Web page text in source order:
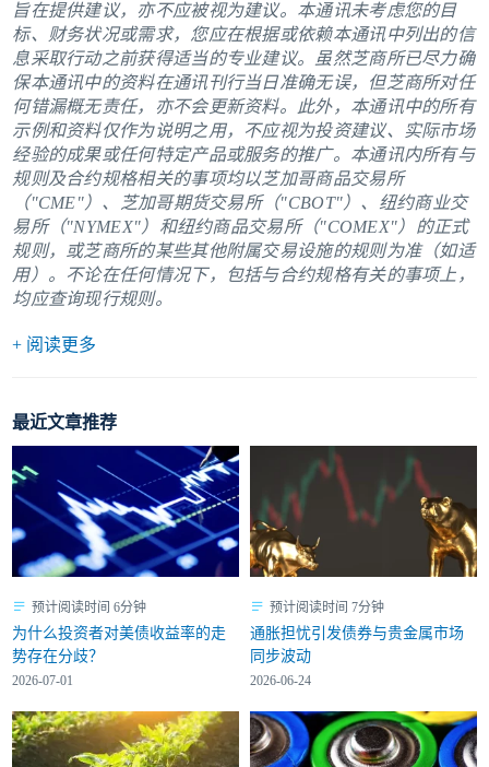
旨在提供建议，亦不应被视为建议。本通讯未考虑您的目
标、财务状况或需求，您应在根据或依赖本通讯中列出的信
息采取行动之前获得适当的专业建议。虽然芝商所已尽力确
保本通讯中的资料在通讯刊行当日准确无误，但芝商所对任
何错漏概无责任，亦不会更新资料。此外，本通讯中的所有
示例和资料仅作为说明之用，不应视为投资建议、实际市场
经验的成果或任何特定产品或服务的推广。本通讯内所有与
规则及合约规格相关的事项均以芝加哥商品交易所
（"CME"）、芝加哥期货交易所（"CBOT"）、纽约商业交
易所（"NYMEX"）和纽约商品交易所（"COMEX"）的正式
规则，或芝商所的某些其他附属交易设施的规则为准（如适
用）。不论在任何情况下，包括与合约规格有关的事项上，
均应查询现行规则。
+ 阅读更多
最近文章推荐
预计阅读时间 6分钟
为什么投资者对美债收益率的走
势存在分歧？
2026-07-01
预计阅读时间 7分钟
通胀担忧引发债券与贵金属市场
同步波动
2026-06-24